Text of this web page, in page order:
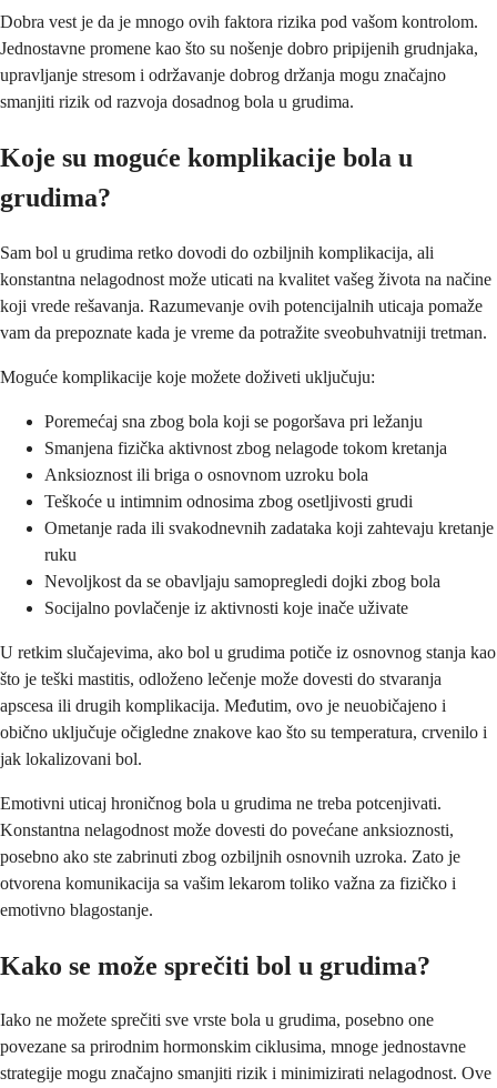
Dobra vest je da je mnogo ovih faktora rizika pod vašom kontrolom.
Jednostavne promene kao što su nošenje dobro pripijenih grudnjaka,
upravljanje stresom i održavanje dobrog držanja mogu značajno
smanjiti rizik od razvoja dosadnog bola u grudima.
Koje su moguće komplikacije bola u
grudima?
Sam bol u grudima retko dovodi do ozbiljnih komplikacija, ali
konstantna nelagodnost može uticati na kvalitet vašeg života na načine
koji vrede rešavanja. Razumevanje ovih potencijalnih uticaja pomaže
vam da prepoznate kada je vreme da potražite sveobuhvatniji tretman.
Moguće komplikacije koje možete doživeti uključuju:
Poremećaj sna zbog bola koji se pogoršava pri ležanju
Smanjena fizička aktivnost zbog nelagode tokom kretanja
Anksioznost ili briga o osnovnom uzroku bola
Teškoće u intimnim odnosima zbog osetljivosti grudi
Ometanje rada ili svakodnevnih zadataka koji zahtevaju kretanje
ruku
Nevoljkost da se obavljaju samopregledi dojki zbog bola
Socijalno povlačenje iz aktivnosti koje inače uživate
U retkim slučajevima, ako bol u grudima potiče iz osnovnog stanja kao
što je teški mastitis, odloženo lečenje može dovesti do stvaranja
apscesa ili drugih komplikacija. Međutim, ovo je neuobičajeno i
obično uključuje očigledne znakove kao što su temperatura, crvenilo i
jak lokalizovani bol.
Emotivni uticaj hroničnog bola u grudima ne treba potcenjivati.
Konstantna nelagodnost može dovesti do povećane anksioznosti,
posebno ako ste zabrinuti zbog ozbiljnih osnovnih uzroka. Zato je
otvorena komunikacija sa vašim lekarom toliko važna za fizičko i
emotivno blagostanje.
Kako se može sprečiti bol u grudima?
Iako ne možete sprečiti sve vrste bola u grudima, posebno one
povezane sa prirodnim hormonskim ciklusima, mnoge jednostavne
strategije mogu značajno smanjiti rizik i minimizirati nelagodnost. Ove